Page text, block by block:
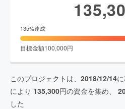
135%達成
目標金額100,000円
このプロジェクトは、 2018/12/14
により 135,300円の資金を集め、
した